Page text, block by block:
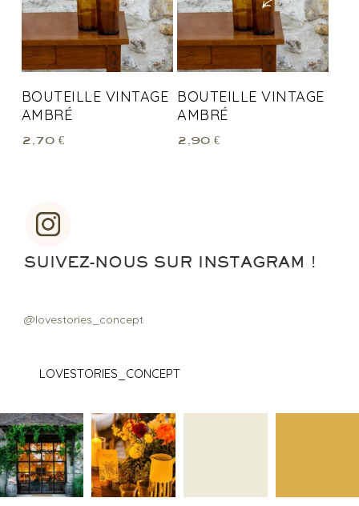
BOUTEILLE VINTAGE
AMBRÉ
2,70 €
BOUTEILLE VINTAGE
AMBRÉ
2,90€
SUIVEZ-NOUS SUR INSTAGRAM !
@lovestories_concept
LOVESTORIES_CONCEPT